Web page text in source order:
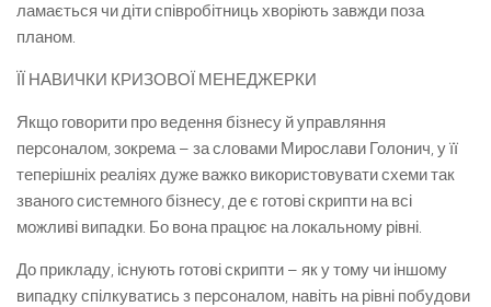
ламається чи діти співробітниць хворіють завжди поза
планом.
ЇЇ НАВИЧКИ КРИЗОВОЇ МЕНЕДЖЕРКИ
Якщо говорити про ведення бізнесу й управляння
персоналом, зокрема – за словами Мирослави Голонич, у її
теперішніх реаліях дуже важко використовувати схеми так
званого системного бізнесу, де є готові скрипти на всі
можливі випадки. Бо вона працює на локальному рівні.
До прикладу, існують готові скрипти – як у тому чи іншому
випадку спілкуватись з персоналом, навіть на рівні побудови